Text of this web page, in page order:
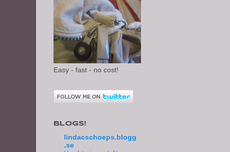
Easy - fast - no cost!
BLOGS!
lindacschoeps.blogg
.se